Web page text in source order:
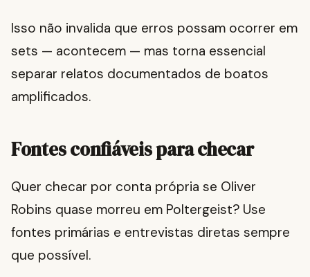
Isso não invalida que erros possam ocorrer em
sets — acontecem — mas torna essencial
separar relatos documentados de boatos
amplificados.
Fontes confiáveis para checar
Quer checar por conta própria se Oliver
Robins quase morreu em Poltergeist? Use
fontes primárias e entrevistas diretas sempre
que possível.